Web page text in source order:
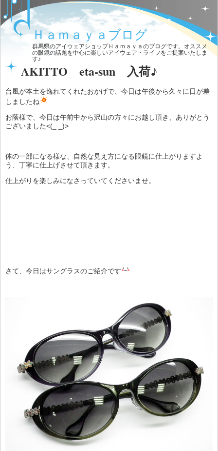
Ｈａｍａｙａブログ
群馬県のアイウェアショップＨａｍａｙａのブログです。オススメ
の眼鏡の話題を中心に楽しいアイウェア・ライフをご提案いたしま
す♪
AKITTO eta-sun 入荷♪
台風が本土を逸れてくれたおかげで、今日は午後から久々に日が差
しましたね
お蔭様で、今日は午前中から沢山の方々にお越し頂き、ありがとう
ございました<(_ _)>
体の一部になる様な、自然な見え方になる眼鏡に仕上がりますよ
う、丁寧に仕上げさせて頂きます。
仕上がりを楽しみになさっていてくださいませ。
さて、今日はサングラスのご紹介です